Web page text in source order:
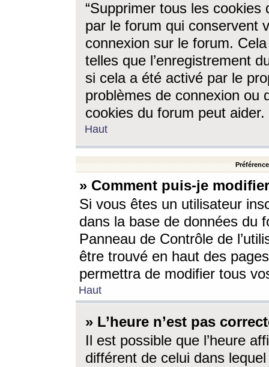
“Supprimer tous les cookies
par le forum qui conservent
connexion sur le forum.
telles que l’enregistrement
si cela a été activé par le
problèmes de connexion ou
cookies du forum peut aider.
Haut
» Comment puis-je
Si vous êtes un utilisateur
dans la base de données du
Panneau de Contrôle de
être trouvé en haut des
permettra de modifier tous
Haut
» L’heure n’est pas
Il est possible que l’heure
différent de celui dans